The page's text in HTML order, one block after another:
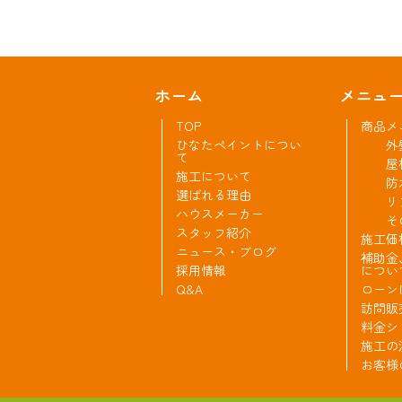
ホーム
TOP
ひなたペイントについ
て
施工について
選ばれる理由
ハウスメーカー
スタッフ紹介
ニュース・ブログ
採用情報
Q&A
メニュ
商品
外
屋
施工価
補助
につい
ロー
訪問
料金
施工の
お客